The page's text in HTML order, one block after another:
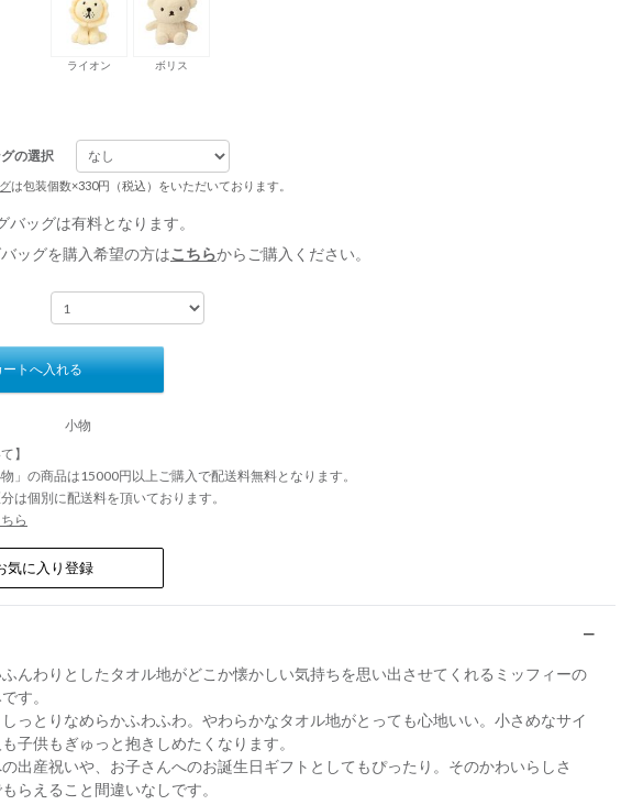
ライオン ボリス
の選択
は包装個数×330円（税込）をいただいております。
バッグは有料となります。
ッグを購入希望の方はこちらからご購入ください。
ートへ入れる
小物
】
」の商品は15000円以上ご購入で配送料無料となります。
は個別に配送料を頂いております。
ら
気に入り登録
んわりとしたタオル地がどこか懐かしい気持ちを思い出させてくれるミッフィーの
す。
っとりなめらかふわふわ。やわらかなタオル地がとっても心地いい。小さめなサイ
子供もぎゅっと抱きしめたくなります。
出産祝いや、お子さんへのお誕生日ギフトとしてもぴったり。そのかわいらしさ
らえること間違いなしです。